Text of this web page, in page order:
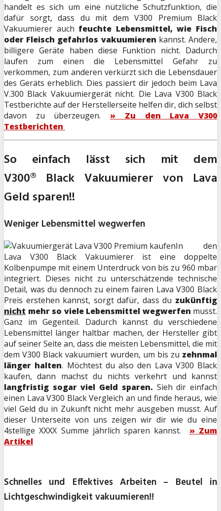
handelt es sich um eine nützliche Schutzfunktion, die
dafür sorgt, dass du mit dem V300 Premium Black
Vakuumierer auch feuchte Lebensmittel, wie Fisch
oder Fleisch gefahrlos vakuumieren kannst. Andere,
billigere Geräte haben diese Funktion nicht. Dadurch
laufen zum einen die Lebensmittel Gefahr zu
verkommen, zum anderen verkürzt sich die Lebensdauer
des Geräts erheblich. Dies passiert dir jedoch beim Lava
V.300 Black Vakuumiergerät nicht. Die Lava V300 Black
Testberichte auf der Herstellerseite helfen dir, dich selbst
davon zu überzeugen. » Zu den Lava V300
Testberichten
So einfach lässt sich mit dem
V300® Black Vakuumierer von Lava
Geld sparen!!
Weniger Lebensmittel wegwerfen
In den
Lava V300 Black Vakuumierer ist eine doppelte
Kolbenpumpe mit einem Unterdruck von bis zu 960 mbar
integriert. Dieses nicht zu unterschätzende technische
Detail, was du dennoch zu einem fairen Lava V300 Black
Preis erstehen kannst, sorgt dafür, dass du zukünftig
nicht mehr so viele Lebensmittel wegwerfen musst.
Ganz im Gegenteil. Dadurch kannst du verschiedene
Lebensmittel länger haltbar machen, der Hersteller gibt
auf seiner Seite an, dass die meisten Lebensmittel, die mit
dem V300 Black vakuumiert wurden, um bis zu zehnmal
länger halten. Möchtest du also den Lava V300 Black
kaufen, dann machst du nichts verkehrt und kannst
langfristig sogar viel Geld sparen. Sieh dir einfach
einen Lava V300 Black Vergleich an und finde heraus, wie
viel Geld du in Zukunft nicht mehr ausgeben musst. Auf
dieser Unterseite von uns zeigen wir dir wie du eine
4stellige XXXX Summe jährlich sparen kannst. » Zum
Artikel
Schnelles und Effektives Arbeiten – Beutel in
Lichtgeschwindigkeit vakuumieren!!